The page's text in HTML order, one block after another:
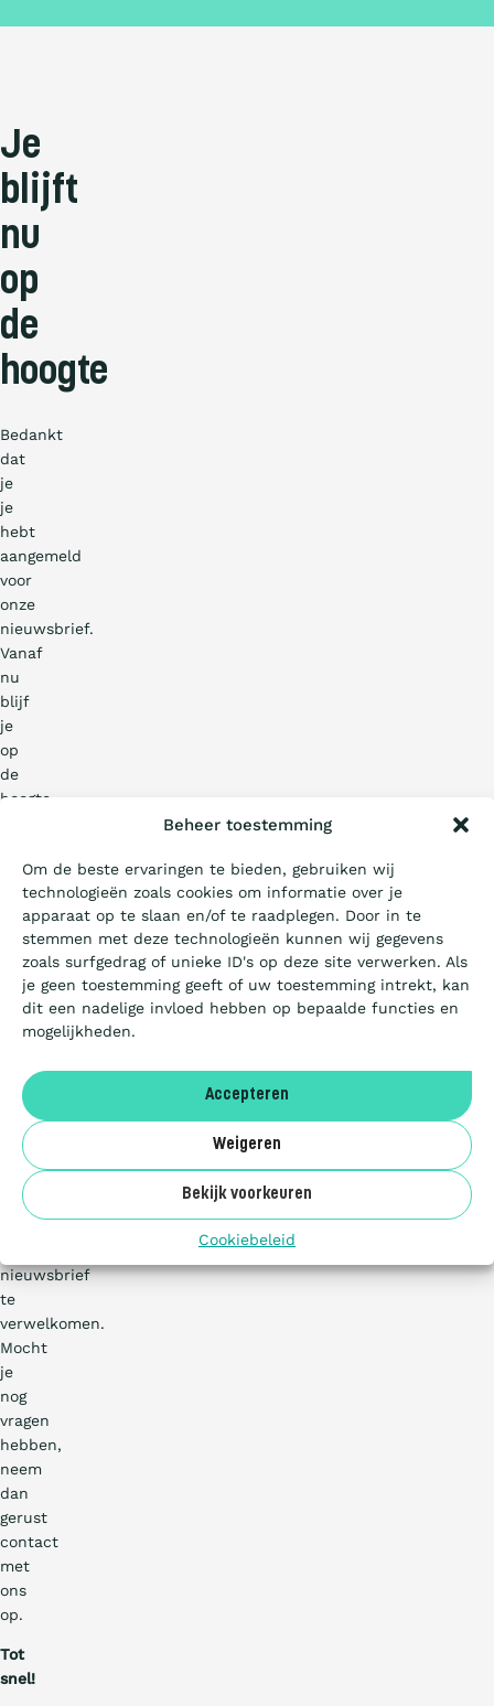
Beheer toestemming
Om de beste ervaringen te bieden, gebruiken wij
technologieën zoals cookies om informatie over je
apparaat op te slaan en/of te raadplegen. Door in te
stemmen met deze technologieën kunnen wij gegevens
zoals surfgedrag of unieke ID's op deze site verwerken. Als
je geen toestemming geeft of uw toestemming intrekt, kan
dit een nadelige invloed hebben op bepaalde functies en
mogelijkheden.
Accepteren
Weigeren
Bekijk voorkeuren
Cookiebeleid
Je
blijft
nu
op
de
hoogte
Bedankt
dat
je
je
hebt
aangemeld
voor
onze
nieuwsbrief.
Vanaf
nu
blijf
je
op
de
hoogte
laatste
nieuws,
inspirerende
verhalen
exclusieve
aanbiedingen.
kijken
ernaar
om
nieuwsbrief
te
verwelkomen.
Mocht
je
nog
vragen
hebben,
neem
dan
gerust
contact
met
ons
op.
Tot
snel!
Certificeren
Aanbesteden
Artikels
FR
Benor